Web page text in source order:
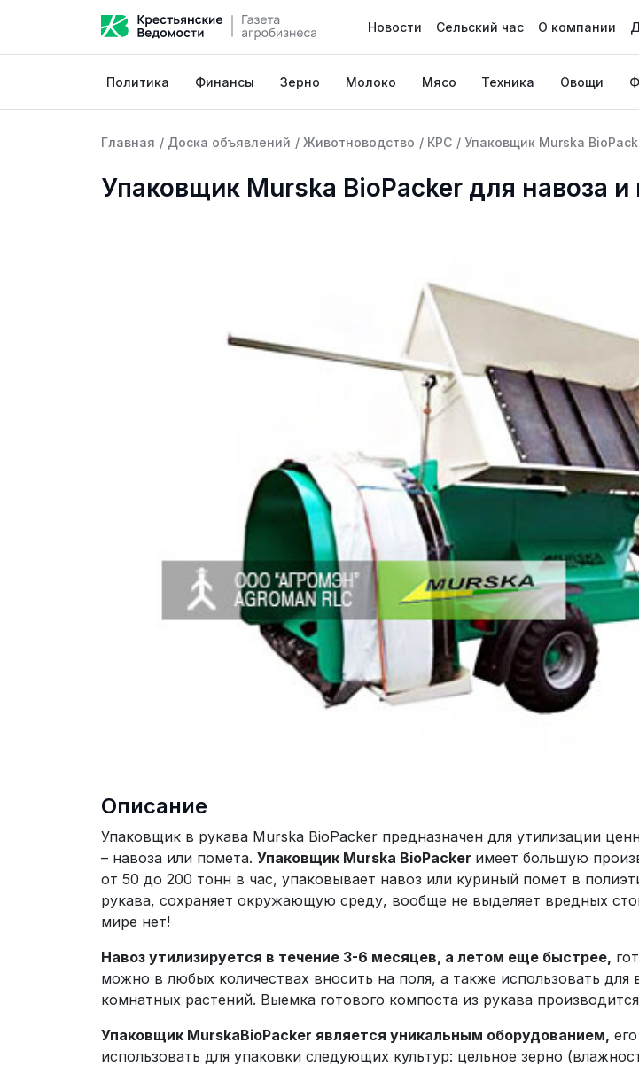
Новости Сельский час О компании
Политика Финансы Зерно Молоко Мясо Техника Овощи
Главная / Доска объявлений / Животноводство / КРС / Упаковщик Murska
Упаковщик Murska BioPacker для навоза и
Описание
Упаковщик в рукава Murska BioPacker предназначен для утилизации
– навоза или помета. Упаковщик Murska BioPacker имеет большую
от 50 до 200 тонн в час, упаковывает навоз или куриный помет в
рукава, сохраняет окружающую среду, вообще не выделяет вредных
мире нет!
Навоз утилизируется в течение 3-6 месяцев, а летом еще быстрее,
можно в любых количествах вносить на поля, а также использовать для
комнатных растений. Выемка готового компоста из рукава
Упаковщик MurskaBioPacker является уникальным оборудованием,
использовать для упаковки следующих культур: цельное зерно